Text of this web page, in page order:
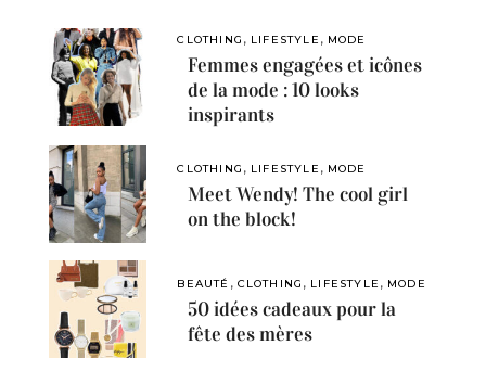
CLOTHING , LIFESTYLE , MODE
Femmes engagées et icônes
de la mode : 10 looks
inspirants
CLOTHING , LIFESTYLE , MODE
Meet Wendy! The cool girl
on the block!
BEAUTÉ , CLOTHING , LIFESTYLE , MODE
50 idées cadeaux pour la
fête des mères